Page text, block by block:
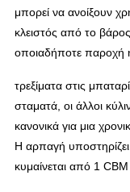
μπορεί να ανοίξουν
κλειστός από το
οποιαδήποτε παροχή
τρεξίματα στις
σταματά, οι άλλοι
κανονικά για μια
Η αρπαγή
κυμαίνεται από 1